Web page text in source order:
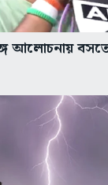
আলোচনায়